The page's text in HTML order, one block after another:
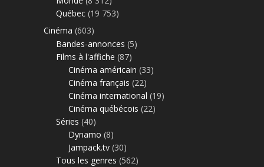
Québec (19 753)
Cinéma (603)
Bandes-annonces (5)
Films à l'affiche (87)
Cinéma américain (33)
Cinéma français (22)
Cinéma international (19)
Cinéma québécois (22)
Séries (40)
Dynamo (8)
Jampack.tv (30)
Tous les genres (562)